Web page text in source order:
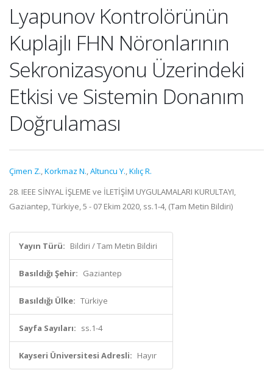
Lyapunov Kontrolörünün
Kuplajlı FHN Nöronlarının
Sekronizasyonu Üzerindeki
Etkisi ve Sistemin Donanım
Doğrulaması
Çimen Z.,Korkmaz N.,Altuncu Y.,Kılıç R.
28. IEEE SİNYAL İŞLEME ve İLETİŞİM UYGULAMALARI KURULTAYI,
Gaziantep, Türkiye, 5 - 07 Ekim 2020, ss.1-4, (Tam Metin Bildiri)
Yayın Türü: Bildiri / Tam Metin Bildiri
Basıldığı Şehir: Gaziantep
Basıldığı Ülke: Türkiye
Sayfa Sayıları: ss.1-4
Kayseri Üniversitesi Adresli: Hayır